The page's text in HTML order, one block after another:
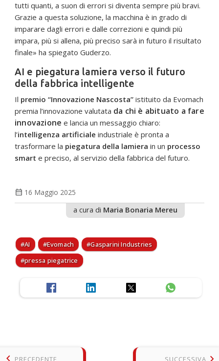
tutti quanti, a suon di errori si diventa sempre più bravi.
Grazie a questa soluzione, la macchina è in grado di
imparare dagli errori e dalle correzioni e quindi più
impara, più si allena, più preciso sarà in futuro il risultato
finale» ha spiegato Guderzo.
AI e piegatura lamiera verso il futuro
della fabbrica intelligente
Il premio “Innovazione Nascosta” istituito da Evomach
premia l’innovazione valutata da chi è abituato a fare
innovazione e lancia un messaggio chiaro:
l’intelligenza artificiale industriale è pronta a
trasformare la piegatura della lamiera in un processo
smart e preciso, al servizio della fabbrica del futuro.
calendar_month 16 Maggio 2025
a cura di Maria Bonaria Mereu
AI Evomach
Gasparini Industries
pressa piegatrice
PRECEDENTE SUCCESSIVA